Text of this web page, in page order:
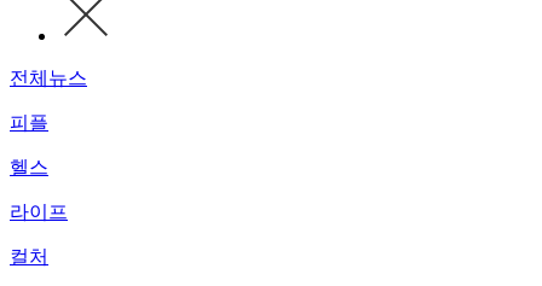
전체뉴스
피플
헬스
라이프
컬처